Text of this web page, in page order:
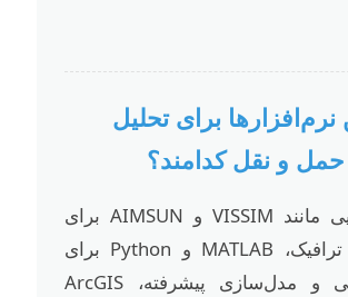
نرم‌افزارها برای تحلیل
و نقل کدامند؟
نرم‌افزارهایی مانند VISSIM و AIMSUN برای
شبیه‌سازی ترافیک، MATLAB و Python برای
برنامه‌نویسی و مدل‌سازی پیشرفته، ArcGIS